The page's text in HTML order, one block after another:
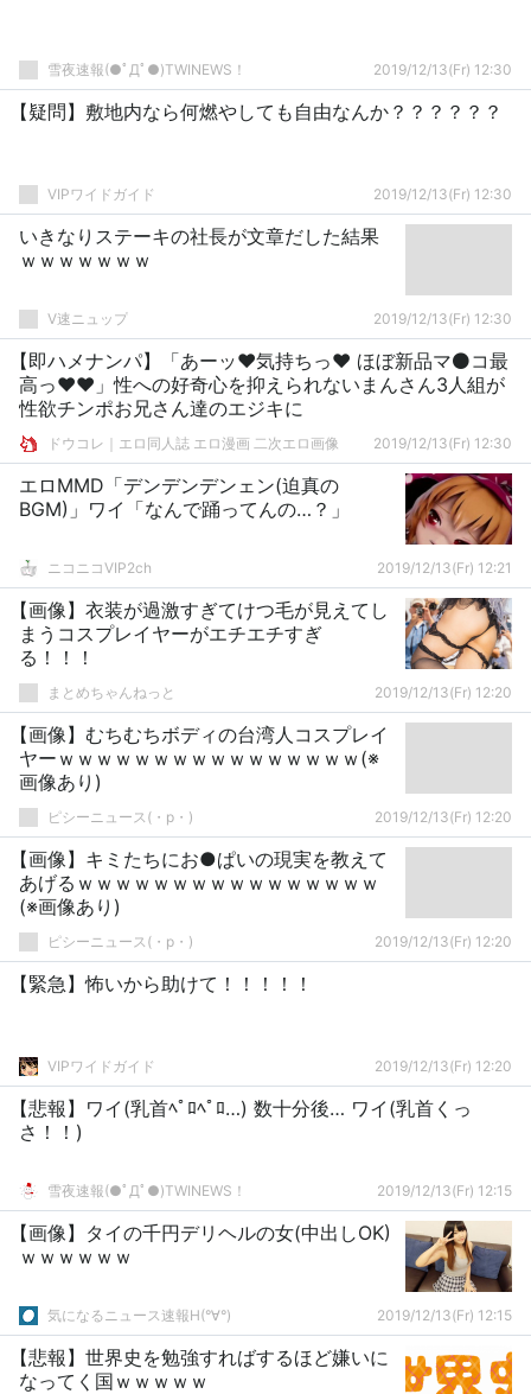
雪夜速報(●ﾟДﾟ●)TWINEWS！ 2019/12/13(Fr) 12:30
【疑問】敷地内なら何燃やしても自由なんか？？？？？？
VIPワイドガイド 2019/12/13(Fr) 12:30
いきなりステーキの社長が文章だした結果
ｗｗｗｗｗｗｗ
V速ニュップ 2019/12/13(Fr) 12:30
【即ハメナンパ】「あーッ♥気持ちっ♥ ほぼ新品マ⚫コ最
高っ♥♥」性への好奇心を抑えられないまんさん3人組が
性欲チンポお兄さん達のエジキに
ドウコレ｜エロ同人誌 エロ漫画 二次エロ画像 2019/12/13(Fr) 12:30
エロMMD「デンデンデンェン(迫真の
BGM)」ワイ「なんで踊ってんの…？」
ニコニコVIP2ch 2019/12/13(Fr) 12:21
【画像】衣装が過激すぎてけつ毛が見えてし
まうコスプレイヤーがエチエチすぎ
る！！！
まとめちゃんねっと 2019/12/13(Fr) 12:20
【画像】むちむちボディの台湾人コスプレイ
ヤーｗｗｗｗｗｗｗｗｗｗｗｗｗｗｗｗ(※
画像あり)
ピシーニュース(・p・)ゞ 2019/12/13(Fr) 12:20
【画像】キミたちにお●ぱいの現実を教えて
あげるｗｗｗｗｗｗｗｗｗｗｗｗｗｗｗｗ
(※画像あり)
ピシーニュース(・p・)ゞ 2019/12/13(Fr) 12:20
【緊急】怖いから助けて！！！！！
VIPワイドガイド 2019/12/13(Fr) 12:20
【悲報】ワイ(乳首ﾍﾟﾛﾍﾟﾛ…) 数十分後… ワイ(乳首くっ
さ！！)
雪夜速報(●ﾟДﾟ●)TWINEWS！ 2019/12/13(Fr) 12:15
【画像】タイの千円デリヘルの女(中出しOK)
ｗｗｗｗｗｗ
気になるニュース速報H(°∀°) 2019/12/13(Fr) 12:15
【悲報】世界史を勉強すればするほど嫌いに
なってく国ｗｗｗｗｗ